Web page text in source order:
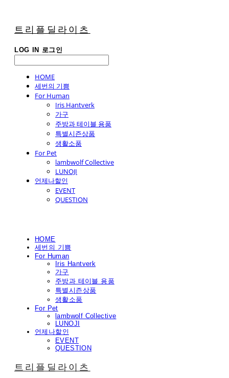
트리플딜라이츠
LOG IN 로그인
HOME
세번의 기쁨
For Human
Iris Hantverk
가구
주방과 테이블 용품
특별시즌상품
생활소품
For Pet
lambwolf Collective
LUNOJI
언제나할인
EVENT
QUESTION
HOME
세번의 기쁨
For Human
Iris Hantverk
가구
주방과 테이블 용품
특별시즌상품
생활소품
For Pet
lambwolf Collective
LUNOJI
언제나할인
EVENT
QUESTION
트리플딜라이츠